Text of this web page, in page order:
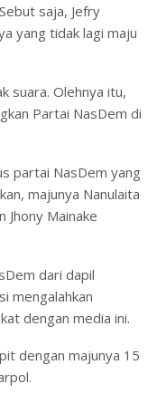
saja, Jefry
yang tidak lagi maju
suara. Olehnya itu,
Partai NasDem di
partai NasDem yang
majunya Nanulaita
Jhony Mainake
dari dapil
mengalahkan
dengan media ini.
dengan majunya 15